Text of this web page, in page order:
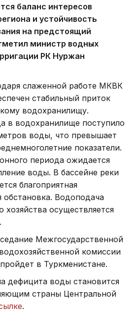
баланс интересов
и устойчивость
на предстоящий
министр водных
РК Нуржан
слаженной работе МКВК
стабильный приток
водохранилищу.
в водохранилище поступило
воды, что превышает
показатели.
периода ожидается
воды. В бассейне реки
благоприятная
обстановка. Водоподача
хозяйства осуществляется
Межгосударственной
комиссии
в Туркменистане.
дефицита воды становится
страны Центральной
.